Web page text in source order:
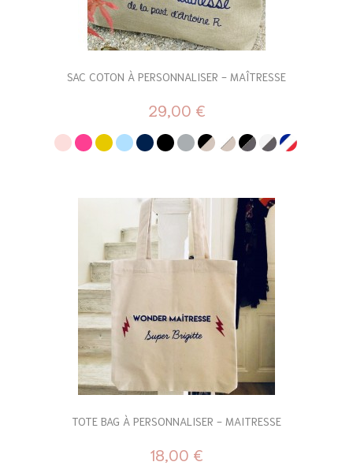
SAC COTON À PERSONNALISER - MAÎTRESSE
29,00 €
TOTE BAG À PERSONNALISER - MAITRESSE
18,00 €